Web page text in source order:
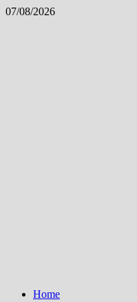
Skip
07/08/2026
Home